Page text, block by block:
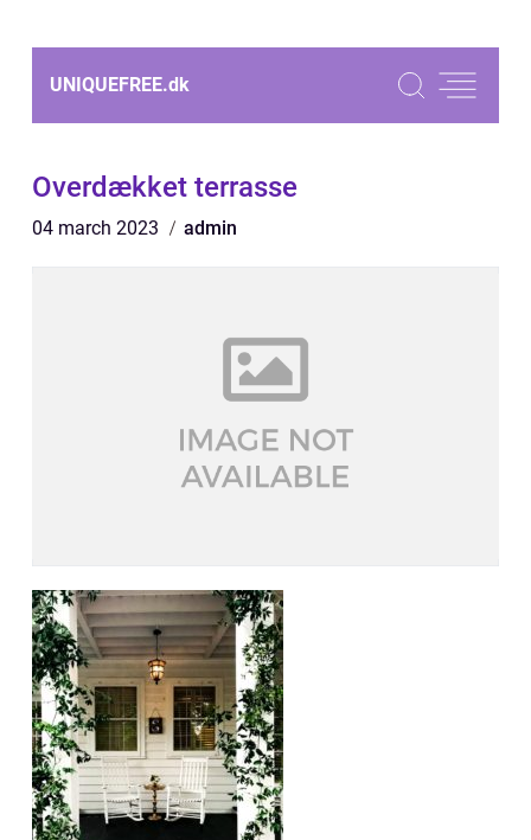
UNIQUEFREE.dk
Overdækket terrasse
04 march 2023 admin